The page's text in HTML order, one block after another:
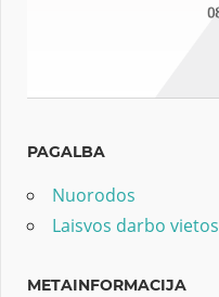
PAGALBA
Nuorodos
Laisvos darbo vietos
METAINFORMACIJA